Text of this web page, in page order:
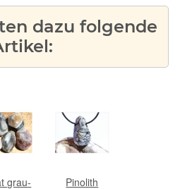
dazu folgende
grau-
Pinolith